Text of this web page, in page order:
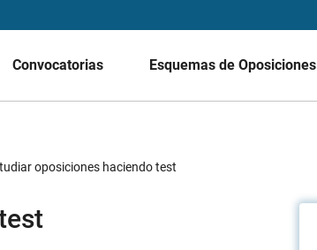
Convocatorias Esquemas de Oposiciones
oposiciones haciendo test